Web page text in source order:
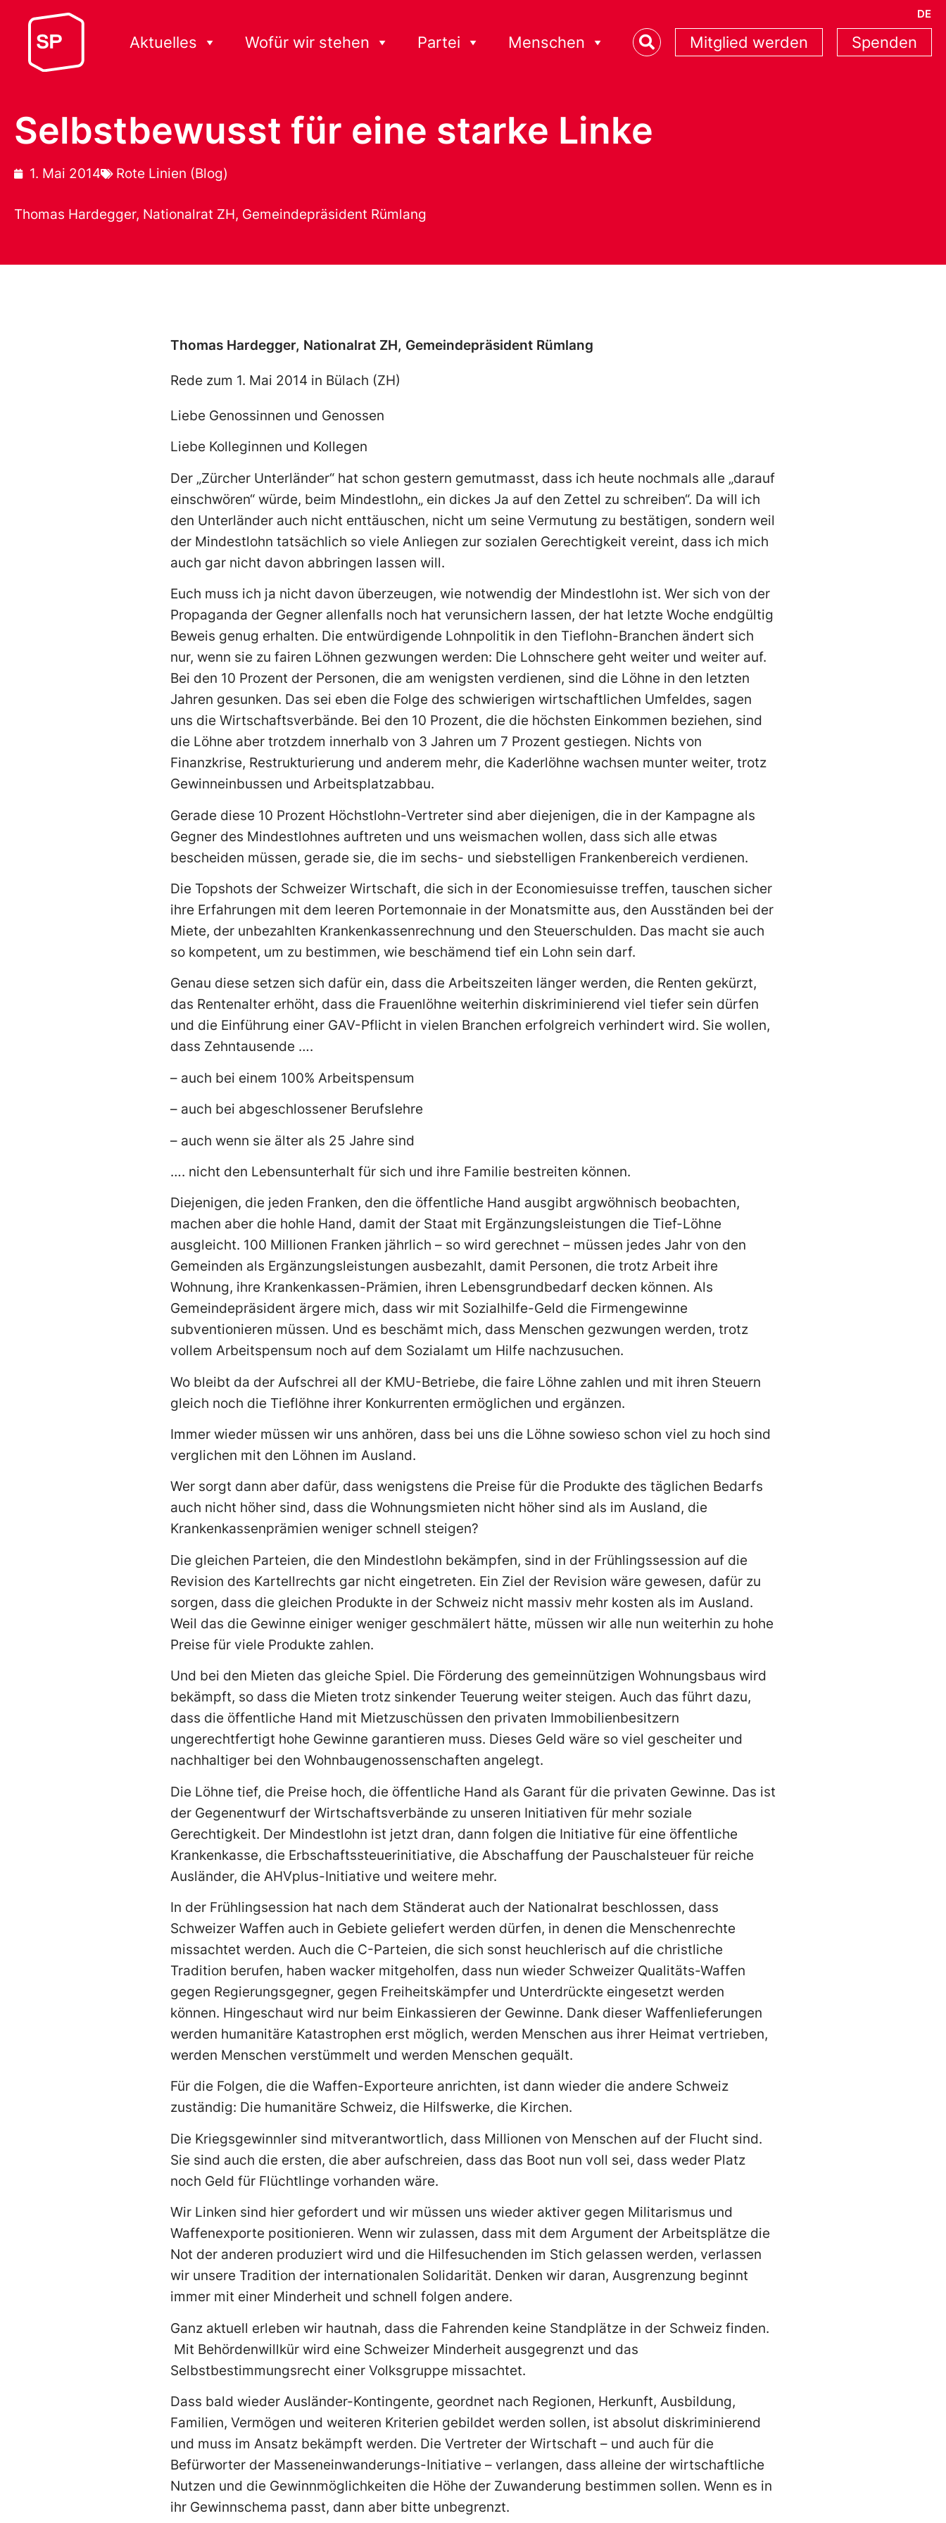
DE
Aktuelles Wofür wir stehen Partei Menschen Mitglied werden Spenden
Selbstbewusst für eine starke Linke
1. Mai 2014 Rote Linien (Blog)
Thomas Hardegger, Nationalrat ZH, Gemeindepräsident Rümlang
Thomas Hardegger, Nationalrat ZH, Gemeindepräsident Rümlang
Rede zum 1. Mai 2014 in Bülach (ZH)
Liebe Genossinnen und Genossen
Liebe Kolleginnen und Kollegen
Der „Zürcher Unterländer“ hat schon gestern gemutmasst, dass ich heute nochmals alle „darauf
einschwören“ würde, beim Mindestlohn„ ein dickes Ja auf den Zettel zu schreiben“. Da will ich
den Unterländer auch nicht enttäuschen, nicht um seine Vermutung zu bestätigen, sondern weil
der Mindestlohn tatsächlich so viele Anliegen zur sozialen Gerechtigkeit vereint, dass ich mich
auch gar nicht davon abbringen lassen will.
Euch muss ich ja nicht davon überzeugen, wie notwendig der Mindestlohn ist. Wer sich von der
Propaganda der Gegner allenfalls noch hat verunsichern lassen, der hat letzte Woche endgültig
Beweis genug erhalten. Die entwürdigende Lohnpolitik in den Tieflohn-Branchen ändert sich
nur, wenn sie zu fairen Löhnen gezwungen werden: Die Lohnschere geht weiter und weiter auf.
Bei den 10 Prozent der Personen, die am wenigsten verdienen, sind die Löhne in den letzten
Jahren gesunken. Das sei eben die Folge des schwierigen wirtschaftlichen Umfeldes, sagen
uns die Wirtschaftsverbände. Bei den 10 Prozent, die die höchsten Einkommen beziehen, sind
die Löhne aber trotzdem innerhalb von 3 Jahren um 7 Prozent gestiegen. Nichts von
Finanzkrise, Restrukturierung und anderem mehr, die Kaderlöhne wachsen munter weiter, trotz
Gewinneinbussen und Arbeitsplatzabbau.
Gerade diese 10 Prozent Höchstlohn-Vertreter sind aber diejenigen, die in der Kampagne als
Gegner des Mindestlohnes auftreten und uns weismachen wollen, dass sich alle etwas
bescheiden müssen, gerade sie, die im sechs- und siebstelligen Frankenbereich verdienen.
Die Topshots der Schweizer Wirtschaft, die sich in der Economiesuisse treffen, tauschen sicher
ihre Erfahrungen mit dem leeren Portemonnaie in der Monatsmitte aus, den Ausständen bei der
Miete, der unbezahlten Krankenkassenrechnung und den Steuerschulden. Das macht sie auch
so kompetent, um zu bestimmen, wie beschämend tief ein Lohn sein darf.
Genau diese setzen sich dafür ein, dass die Arbeitszeiten länger werden, die Renten gekürzt,
das Rentenalter erhöht, dass die Frauenlöhne weiterhin diskriminierend viel tiefer sein dürfen
und die Einführung einer GAV-Pflicht in vielen Branchen erfolgreich verhindert wird. Sie wollen,
dass Zehntausende ….
– auch bei einem 100% Arbeitspensum
– auch bei abgeschlossener Berufslehre
– auch wenn sie älter als 25 Jahre sind
…. nicht den Lebensunterhalt für sich und ihre Familie bestreiten können.
Diejenigen, die jeden Franken, den die öffentliche Hand ausgibt argwöhnisch beobachten,
machen aber die hohle Hand, damit der Staat mit Ergänzungsleistungen die Tief-Löhne
ausgleicht. 100 Millionen Franken jährlich – so wird gerechnet – müssen jedes Jahr von den
Gemeinden als Ergänzungsleistungen ausbezahlt, damit Personen, die trotz Arbeit ihre
Wohnung, ihre Krankenkassen-Prämien, ihren Lebensgrundbedarf decken können. Als
Gemeindepräsident ärgere mich, dass wir mit Sozialhilfe-Geld die Firmengewinne
subventionieren müssen. Und es beschämt mich, dass Menschen gezwungen werden, trotz
vollem Arbeitspensum noch auf dem Sozialamt um Hilfe nachzusuchen.
Wo bleibt da der Aufschrei all der KMU-Betriebe, die faire Löhne zahlen und mit ihren Steuern
gleich noch die Tieflöhne ihrer Konkurrenten ermöglichen und ergänzen.
Immer wieder müssen wir uns anhören, dass bei uns die Löhne sowieso schon viel zu hoch sind
verglichen mit den Löhnen im Ausland.
Wer sorgt dann aber dafür, dass wenigstens die Preise für die Produkte des täglichen Bedarfs
auch nicht höher sind, dass die Wohnungsmieten nicht höher sind als im Ausland, die
Krankenkassenprämien weniger schnell steigen?
Die gleichen Parteien, die den Mindestlohn bekämpfen, sind in der Frühlingssession auf die
Revision des Kartellrechts gar nicht eingetreten. Ein Ziel der Revision wäre gewesen, dafür zu
sorgen, dass die gleichen Produkte in der Schweiz nicht massiv mehr kosten als im Ausland.
Weil das die Gewinne einiger weniger geschmälert hätte, müssen wir alle nun weiterhin zu hohe
Preise für viele Produkte zahlen.
Und bei den Mieten das gleiche Spiel. Die Förderung des gemeinnützigen Wohnungsbaus wird
bekämpft, so dass die Mieten trotz sinkender Teuerung weiter steigen. Auch das führt dazu,
dass die öffentliche Hand mit Mietzuschüssen den privaten Immobilienbesitzern
ungerechtfertigt hohe Gewinne garantieren muss. Dieses Geld wäre so viel gescheiter und
nachhaltiger bei den Wohnbaugenossenschaften angelegt.
Die Löhne tief, die Preise hoch, die öffentliche Hand als Garant für die privaten Gewinne. Das ist
der Gegenentwurf der Wirtschaftsverbände zu unseren Initiativen für mehr soziale
Gerechtigkeit. Der Mindestlohn ist jetzt dran, dann folgen die Initiative für eine öffentliche
Krankenkasse, die Erbschaftssteuerinitiative, die Abschaffung der Pauschalsteuer für reiche
Ausländer, die AHVplus-Initiative und weitere mehr.
In der Frühlingsession hat nach dem Ständerat auch der Nationalrat beschlossen, dass
Schweizer Waffen auch in Gebiete geliefert werden dürfen, in denen die Menschenrechte
missachtet werden. Auch die C-Parteien, die sich sonst heuchlerisch auf die christliche
Tradition berufen, haben wacker mitgeholfen, dass nun wieder Schweizer Qualitäts-Waffen
gegen Regierungsgegner, gegen Freiheitskämpfer und Unterdrückte eingesetzt werden
können. Hingeschaut wird nur beim Einkassieren der Gewinne. Dank dieser Waffenlieferungen
werden humanitäre Katastrophen erst möglich, werden Menschen aus ihrer Heimat vertrieben,
werden Menschen verstümmelt und werden Menschen gequält.
Für die Folgen, die die Waffen-Exporteure anrichten, ist dann wieder die andere Schweiz
zuständig: Die humanitäre Schweiz, die Hilfswerke, die Kirchen.
Die Kriegsgewinnler sind mitverantwortlich, dass Millionen von Menschen auf der Flucht sind.
Sie sind auch die ersten, die aber aufschreien, dass das Boot nun voll sei, dass weder Platz
noch Geld für Flüchtlinge vorhanden wäre.
Wir Linken sind hier gefordert und wir müssen uns wieder aktiver gegen Militarismus und
Waffenexporte positionieren. Wenn wir zulassen, dass mit dem Argument der Arbeitsplätze die
Not der anderen produziert wird und die Hilfesuchenden im Stich gelassen werden, verlassen
wir unsere Tradition der internationalen Solidarität. Denken wir daran, Ausgrenzung beginnt
immer mit einer Minderheit und schnell folgen andere.
Ganz aktuell erleben wir hautnah, dass die Fahrenden keine Standplätze in der Schweiz finden.
Mit Behördenwillkür wird eine Schweizer Minderheit ausgegrenzt und das
Selbstbestimmungsrecht einer Volksgruppe missachtet.
Dass bald wieder Ausländer-Kontingente, geordnet nach Regionen, Herkunft, Ausbildung,
Familien, Vermögen und weiteren Kriterien gebildet werden sollen, ist absolut diskriminierend
und muss im Ansatz bekämpft werden. Die Vertreter der Wirtschaft – und auch für die
Befürworter der Masseneinwanderungs-Initiative – verlangen, dass alleine der wirtschaftliche
Nutzen und die Gewinnmöglichkeiten die Höhe der Zuwanderung bestimmen sollen. Wenn es in
ihr Gewinnschema passt, dann aber bitte unbegrenzt.